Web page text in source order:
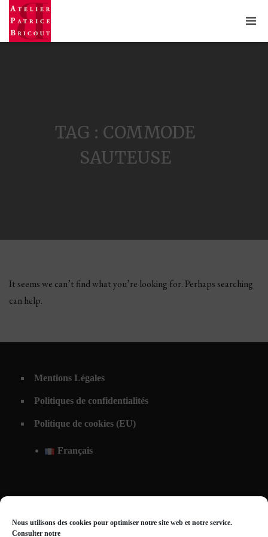
Nous utilisons des cookies pour optimiser notre site web et notre service.
Consulter notre
TAG : COMMODE
SAUTEUSE
It seems we can’t find what you’re looking for. Perhaps searching
can help.
Mentions Légales
Politiques de confidentialités
Politique de cookies (EU)
Français